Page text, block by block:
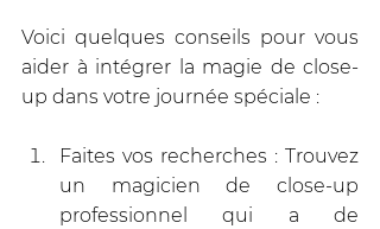
Voici quelques conseils pour vous
aider à intégrer la magie de close-
up dans votre journée spéciale :
Faites vos recherches : Trouvez
un magicien de close-up
professionnel qui a de